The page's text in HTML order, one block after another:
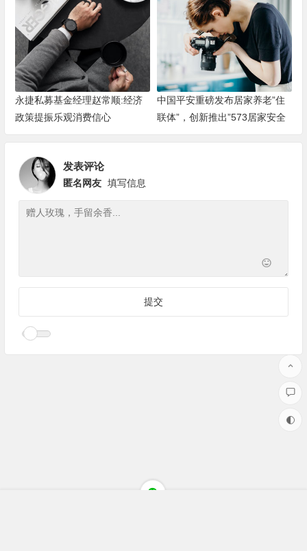
永捷私募基金经理赵常顺:经济
政策提振乐观消费信心
中国平安重磅发布居家养老”住
联体”，创新推出”573居家安全
改造服务”
发表评论
匿名网友 填写信息